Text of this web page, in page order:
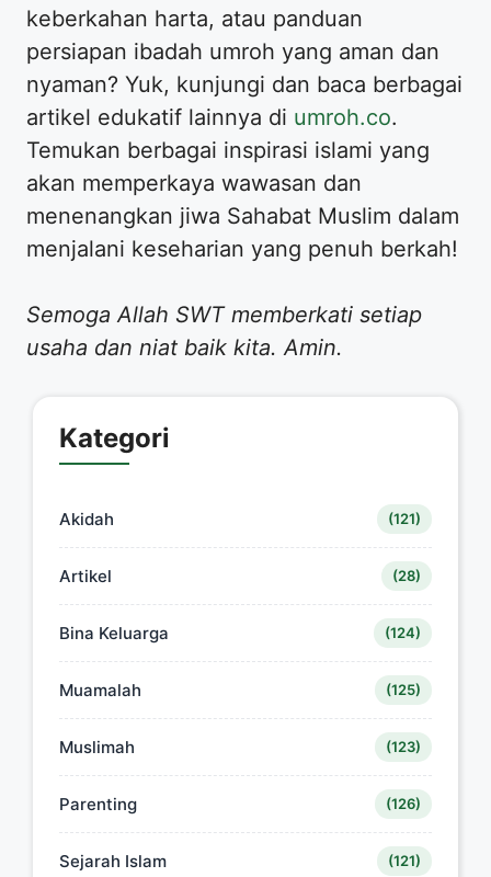
keberkahan harta, atau panduan
persiapan ibadah umroh yang aman dan
nyaman? Yuk, kunjungi dan baca berbagai
artikel edukatif lainnya di umroh.co.
Temukan berbagai inspirasi islami yang
akan memperkaya wawasan dan
menenangkan jiwa Sahabat Muslim dalam
menjalani keseharian yang penuh berkah!
Semoga Allah SWT memberkati setiap
usaha dan niat baik kita. Amin.
Kategori
Akidah (121)
Artikel (28)
Bina Keluarga (124)
Muamalah (125)
Muslimah (123)
Parenting (126)
Sejarah Islam (121)